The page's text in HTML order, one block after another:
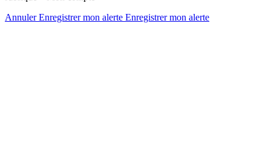
AnnulerEnregistrer mon alerte Enregistrermon alerte